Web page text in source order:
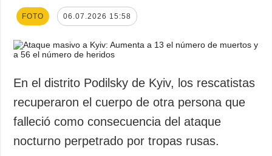
FOTO 06.07.2026 15:58
En el distrito Podilsky de Kyiv, los rescatistas
recuperaron el cuerpo de otra persona que
falleció como consecuencia del ataque
nocturno perpetrado por tropas rusas.